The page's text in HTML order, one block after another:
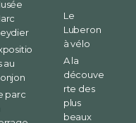
au
parc
Le
Luberon
à vélo
A la
découve
rte des
plus
beaux